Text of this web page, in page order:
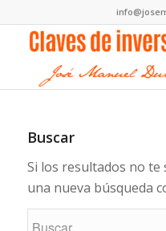
Buscar
Si los resultados no
una nueva búsqueda